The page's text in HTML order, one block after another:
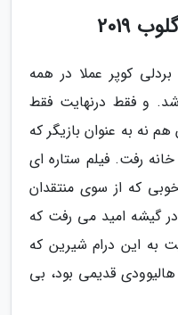
کوپر عملا در همه
و فقط درنهایت فقط
نه به عنوان بازیگر که
خانه رفت. فیلم ستاره ای
که از سوی منتقدان
گیشه امید می رفت که
به این درام شیرین که
قدیمی بود، بی